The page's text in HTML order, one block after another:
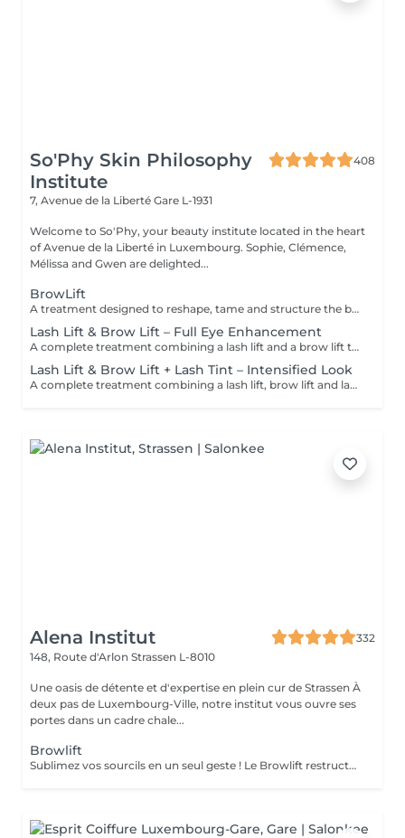
So'Phy Skin Philosophy
Institute
408
7, Avenue de la Liberté Gare L-1931
Welcome to So'Phy, your beauty institute located in the heart
of Avenue de la Liberté in Luxembourg. Sophie, Clémence,
Mélissa and Gwen are delighted...
BrowLift
A treatment designed to reshape, tame and structure the brows for a clean, harmonious and naturally enhanced result. The brow lift repositions the hairs to create a fuller, more defined and perfectly controlled look. A tint is included to intensify the colour and add depth to the eyes while maintaining a natural and elegant finish. Brows are restructured, the eyes are framed and the facial features are enhanced on a daily basis.
Lash Lift & Brow Lift – Full Eye Enhancement
A complete treatment combining a lash lift and a brow lift to enhance the entire eye area. Lashes are lifted from the root to create visible length and open the eyes, while the brows are reshaped, tamed and redefined for a clean and harmonious result. The eyes appear more defined, framed and naturally enhanced. An ideal solution for a polished, elegant and long-lasting look without daily makeup.
Lash Lift & Brow Lift + Lash Tint – Intensified Look
A complete treatment combining a lash lift, brow lift and lash tint for a more intense and defined look. Lashes are lifted and tinted to enhance depth and visibility, while the brows are reshaped and structured to perfectly frame the eyes. The contrast is enhanced, creating a more defined look while maintaining a natural and elegant finish. Ideal for those who want a more noticeable result without the need for makeup.
Alena Institut
332
148, Route d'Arlon Strassen L-8010
Une oasis de détente et d'expertise en plein cur de Strassen À
deux pas de Luxembourg-Ville, notre institut vous ouvre ses
portes dans un cadre chale...
Browlift
Sublimez vos sourcils en un seul geste ! Le Browlift restructure et redessine vos sourcils pour un effet lifté, naturel et harmonieux. Le soin Bo Repaire nourrit et fortifie vos poils, tandis que la teinture apporte intensité et uniformité pour un résultat éclatant. Prestation rapide et efficace en seulement 45 minutes pour des sourcils parfaitement définis, soignés et irrésistibles !